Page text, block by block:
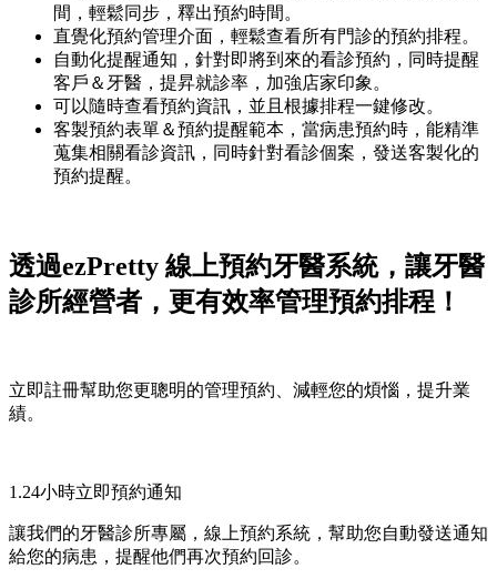
間，輕鬆同步，釋出預約時間。
直覺化預約管理介面，輕鬆查看所有門診的預約排程。
自動化提醒通知，針對即將到來的看診預約，同時提醒
客戶＆牙醫，提昇就診率，加強店家印象。
可以隨時查看預約資訊，並且根據排程一鍵修改。
客製預約表單＆預約提醒範本，當病患預約時，能精準
蒐集相關看診資訊，同時針對看診個案，發送客製化的
預約提醒。
透過ezPretty 線上預約牙醫系統，讓牙醫
診所經營者，更有效率管理預約排程！
立即註冊幫助您更聰明的管理預約、減輕您的煩惱，提升業
績。
1.24小時立即預約通知
讓我們的牙醫診所專屬，線上預約系統，幫助您自動發送通知
給您的病患，提醒他們再次預約回診。